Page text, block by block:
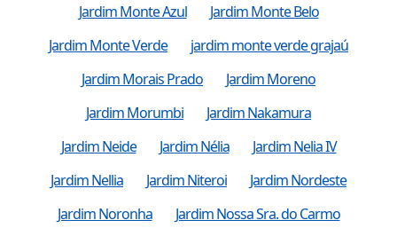
Jardim Monte Azul
Jardim Monte Belo
Jardim Monte Verde
jardim monte verde grajaú
Jardim Morais Prado
Jardim Moreno
Jardim Morumbi
Jardim Nakamura
Jardim Neide
Jardim Nélia
Jardim Nelia IV
Jardim Nellia
Jardim Niteroi
Jardim Nordeste
Jardim Noronha
Jardim Nossa Sra. do Carmo